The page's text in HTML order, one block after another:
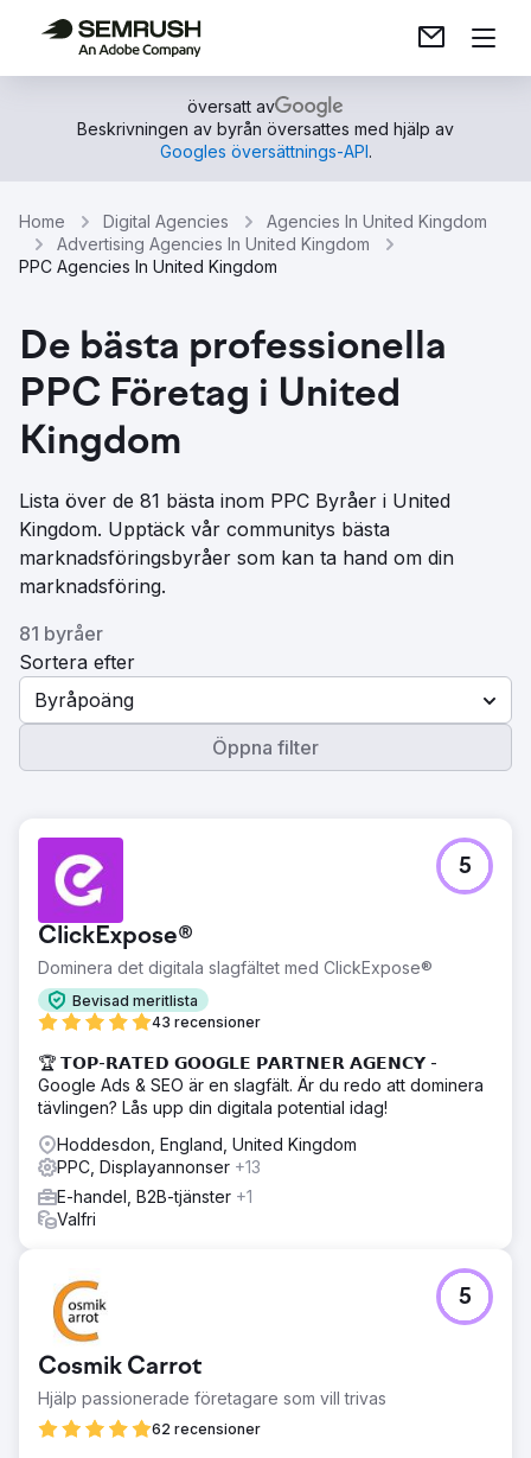
översatt av
Beskrivningen av byrån översattes med hjälp av
Googles översättnings-API.
Home Digital Agencies
Agencies In United Kingdom
Advertising Agencies In United Kingdom
PPC Agencies In United Kingdom
De bästa professionella
PPC Företag i United
Kingdom
Lista över de 81 bästa inom PPC Byråer i United
Kingdom. Upptäck vår communitys bästa
marknadsföringsbyråer som kan ta hand om din
marknadsföring.
81 byråer
Sortera efter
Byråpoäng
Öppna filter
ClickExpose®
Dominera det digitala slagfältet med ClickExpose®
Bevisad meritlista
43 recensioner
5
🏆 𝗧𝗢𝗣-𝗥𝗔𝗧𝗘𝗗 𝗚𝗢𝗢𝗚𝗟𝗘 𝗣𝗔𝗥𝗧𝗡𝗘𝗥 𝗔𝗚𝗘𝗡𝗖𝗬 -
Google Ads & SEO är en slagfält. Är du redo att dominera
tävlingen? Lås upp din digitala potential idag!
Hoddesdon, England, United Kingdom
PPC, Displayannonser +13
E-handel, B2B-tjänster +1
Valfri
Cosmik Carrot
Hjälp passionerade företagare som vill trivas
62 recensioner
5